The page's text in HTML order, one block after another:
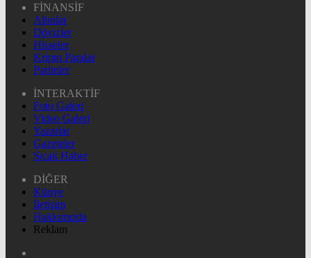
FİNANSİF
Altınlar
Dövizler
Hisseler
Kripto Paralar
Pariteler
İNTERAKTİF
Foto Galeri
Video Galeri
Yazarlar
Gazeteler
Sıcak Haber
DİĞER
Künye
İletişim
Hakkımızda
Reklam